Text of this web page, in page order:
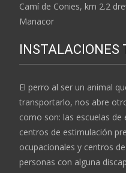
Camí de Conies, km 2.2
Manacor
INSTALACIONES
El perro al ser un animal
transportarlo, nos abre
como son: las escuelas de
centros de estimulación
ocupacionales y centros
personas con alguna